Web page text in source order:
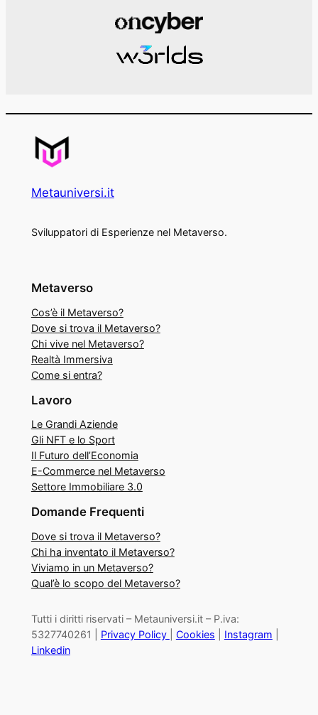
Metauniversi.it
Sviluppatori di Esperienze nel Metaverso.
Metaverso
Cos’è il Metaverso?
Dove si trova il Metaverso?
Chi vive nel Metaverso?
Realtà Immersiva
Come si entra?
Lavoro
Le Grandi Aziende
Gli NFT e lo Sport
Il Futuro dell’Economia
E-Commerce nel Metaverso
Settore Immobiliare 3.0
Domande Frequenti
Dove si trova il Metaverso?
Chi ha inventato il Metaverso?
Viviamo in un Metaverso?
Qual’è lo scopo del Metaverso?
Tutti i diritti riservati – Metauniversi.it – P.iva:
5327740261 | Privacy Policy Cookies Instagram
Linkedin